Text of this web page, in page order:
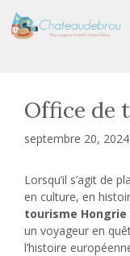
au
contenu
Office de
septembre 20, 2024
Lorsqu’il s’agit de
en culture, en
tourisme Hongrie
un voyageur en
l’histoire